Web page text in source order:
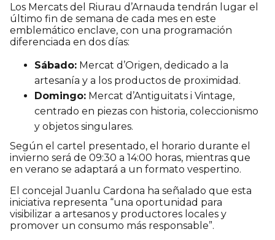
Los Mercats del Riurau d’Arnauda tendrán lugar el
último fin de semana de cada mes en este
emblemático enclave, con una programación
diferenciada en dos días:
Sábado: Mercat d’Origen, dedicado a la
artesanía y a los productos de proximidad.
Domingo: Mercat d’Antiguitats i Vintage,
centrado en piezas con historia, coleccionismo
y objetos singulares.
Según el cartel presentado, el horario durante el
invierno será de 09:30 a 14:00 horas, mientras que
en verano se adaptará a un formato vespertino.
El concejal Juanlu Cardona ha señalado que esta
iniciativa representa “una oportunidad para
visibilizar a artesanos y productores locales y
promover un consumo más responsable”.